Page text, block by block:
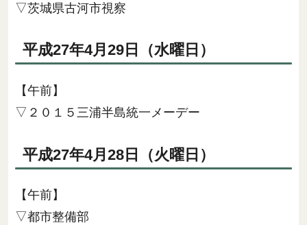
▽茨城県古河市視察
平成27年4月29日（水曜日）
【午前】
▽２０１５三浦半島統一メーデー
平成27年4月28日（火曜日）
【午前】
▽都市整備部